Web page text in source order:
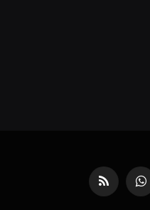
واتساب RSS